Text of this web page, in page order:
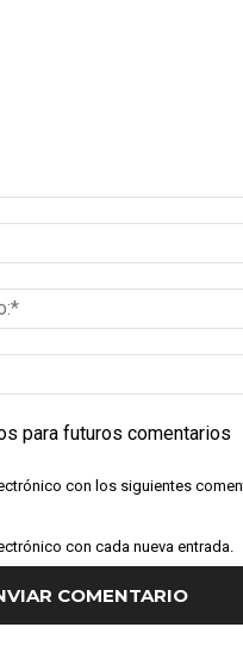
para futuros comentarios
con los siguientes
con cada nueva entrada.